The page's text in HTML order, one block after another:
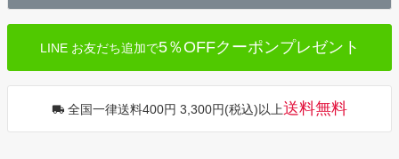
LINE お友だち追加で5％OFFクーポンプレゼント
全国一律送料400円 3,300円(税込)以上送料無料